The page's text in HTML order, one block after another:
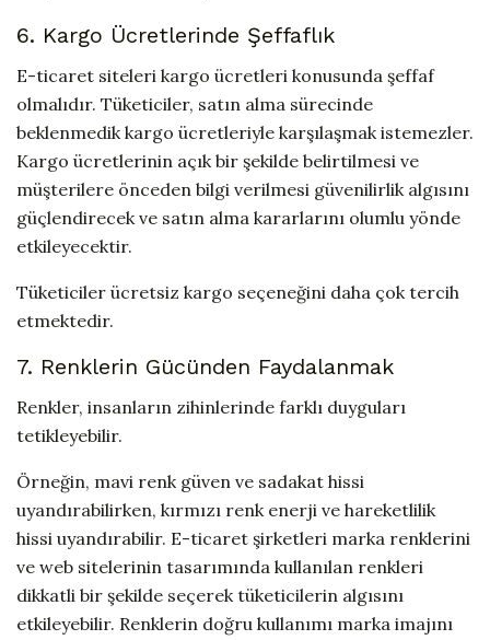
6. Kargo Ücretlerinde Şeffaflık
E-ticaret siteleri kargo ücretleri konusunda şeffaf
olmalıdır. Tüketiciler, satın alma sürecinde
beklenmedik kargo ücretleriyle karşılaşmak istemezler.
Kargo ücretlerinin açık bir şekilde belirtilmesi ve
müşterilere önceden bilgi verilmesi güvenilirlik algısını
güçlendirecek ve satın alma kararlarını olumlu yönde
etkileyecektir.
Tüketiciler ücretsiz kargo seçeneğini daha çok tercih
etmektedir.
7. Renklerin Gücünden Faydalanmak
Renkler, insanların zihinlerinde farklı duyguları
tetikleyebilir.
Örneğin, mavi renk güven ve sadakat hissi
uyandırabilirken, kırmızı renk enerji ve hareketlilik
hissi uyandırabilir. E-ticaret şirketleri marka renklerini
ve web sitelerinin tasarımında kullanılan renkleri
dikkatli bir şekilde seçerek tüketicilerin algısını
etkileyebilir. Renklerin doğru kullanımı marka imajını